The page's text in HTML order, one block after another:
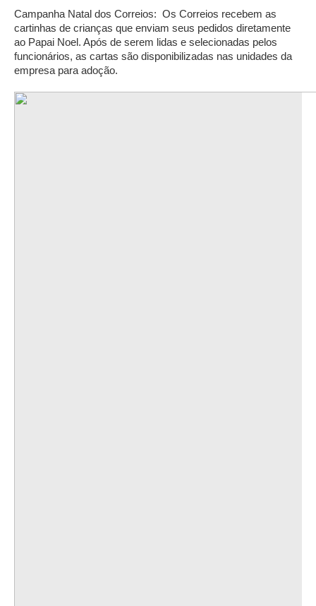
Campanha Natal dos Correios: Os Correios recebem as
cartinhas de crianças que enviam seus pedidos diretamente
ao Papai Noel. Após de serem lidas e selecionadas pelos
funcionários, as cartas são disponibilizadas nas unidades da
empresa para adoção.